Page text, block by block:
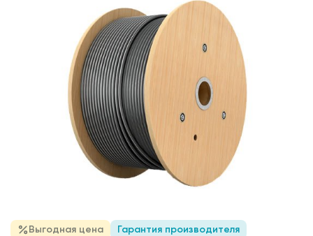
Выгодная цена Гарантия производителя